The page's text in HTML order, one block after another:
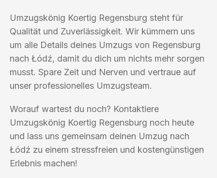
Umzugskönig Koertig Regensburg steht für
Qualität und Zuverlässigkeit. Wir kümmern uns
um alle Details deines Umzugs von Regensburg
nach Łódź, damit du dich um nichts mehr sorgen
musst. Spare Zeit und Nerven und vertraue auf
unser professionelles Umzugsteam.
Worauf wartest du noch? Kontaktiere
Umzugskönig Koertig Regensburg noch heute
und lass uns gemeinsam deinen Umzug nach
Łódź zu einem stressfreien und kostengünstigen
Erlebnis machen!